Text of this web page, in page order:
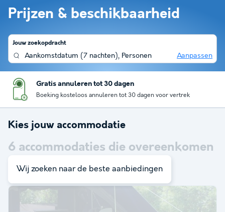
Prijzen & beschikbaarheid
Jouw zoekopdracht
Aankomstdatum (7 nachten), Personen Aanpassen
Gratis annuleren tot 30 dagen
Boeking kosteloos annuleren tot 30 dagen voor vertrek
Kies jouw accommodatie
6 accommodaties die overeenkomen
met je zoekopdracht
Wij zoeken naar de beste aanbiedingen